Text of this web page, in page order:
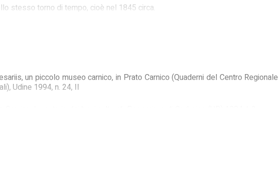
stesso torno di tempo, cioè nel 1845 circa.
un piccolo museo carnico, in Prato Carnico (Quaderni del Centro
Udine 1994, n. 24, II